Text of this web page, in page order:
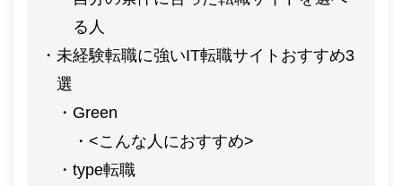
る人
未経験転職に強いIT転職サイトおすすめ3
選
Green
<こんな人におすすめ>
type転職